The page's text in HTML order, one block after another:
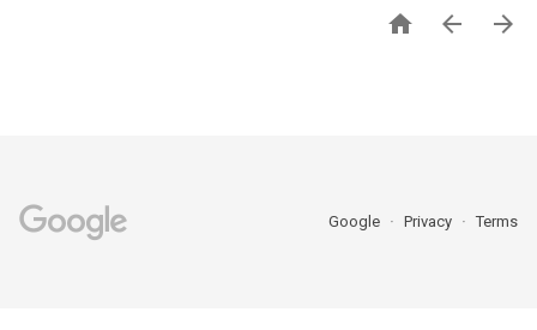
  
Google Privacy Terms